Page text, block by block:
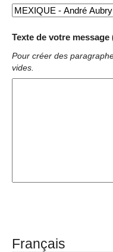
Texte de votre
Pour créer des
vides.
Français